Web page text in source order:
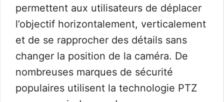
permettent aux utilisateurs de déplacer
l’objectif horizontalement, verticalement
et de se rapprocher des détails sans
changer la position de la caméra. De
nombreuses marques de sécurité
populaires utilisent la technologie PTZ